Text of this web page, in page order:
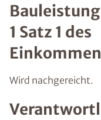
1 Satz 1 des
Wird nachgereicht.